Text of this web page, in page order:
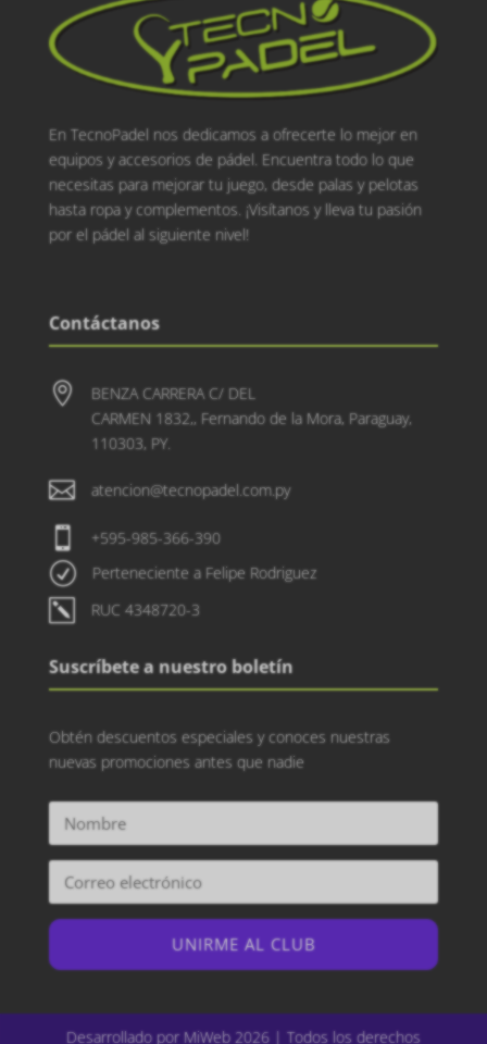
En TecnoPadel nos dedicamos a ofrecerte lo mejor en
equipos y accesorios de pádel. Encuentra todo lo que
necesitas para mejorar tu juego, desde palas y pelotas
hasta ropa y complementos. ¡Visítanos y lleva tu pasión
por el pádel al siguiente nivel!
Contáctanos

BENZA CARRERA C/ DEL
CARMEN 1832,, Fernando de la Mora, Paraguay,
110303, PY.
 atencion@tecnopadel.com.py
 +595-985-366-390
R Perteneciente a Felipe Rodriguez
k RUC 4348720-3
Suscríbete a nuestro boletín
Obtén descuentos especiales y conoces nuestras
nuevas promociones antes que nadie
UNIRME AL CLUB
Desarrollado por MiWeb 2026 | Todos los derechos